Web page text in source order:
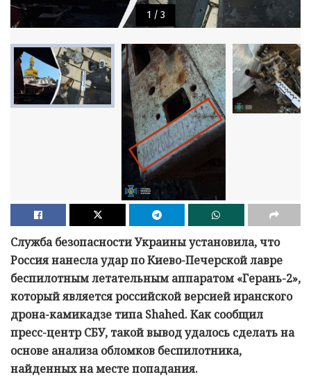
1 / 3
Служба безопасности Украины установила, что
Россия нанесла удар по Киево-Печерской лавре
беспилотным летательным аппаратом «Герань-2»,
который является российской версией иранского
дрона-камикадзе типа Shahed. Как сообщил
пресс-центр СБУ, такой вывод удалось сделать на
основе анализа обломков беспилотника,
найденных на месте попадания.